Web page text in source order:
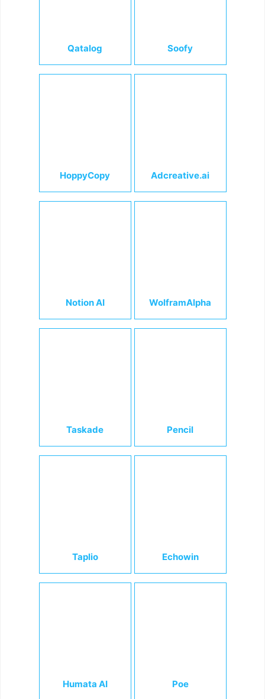
Qatalog Soofy
HoppyCopy Adcreative.ai
Notion AI WolframAlpha
Taskade Pencil
Taplio Echowin
Humata AI Poe